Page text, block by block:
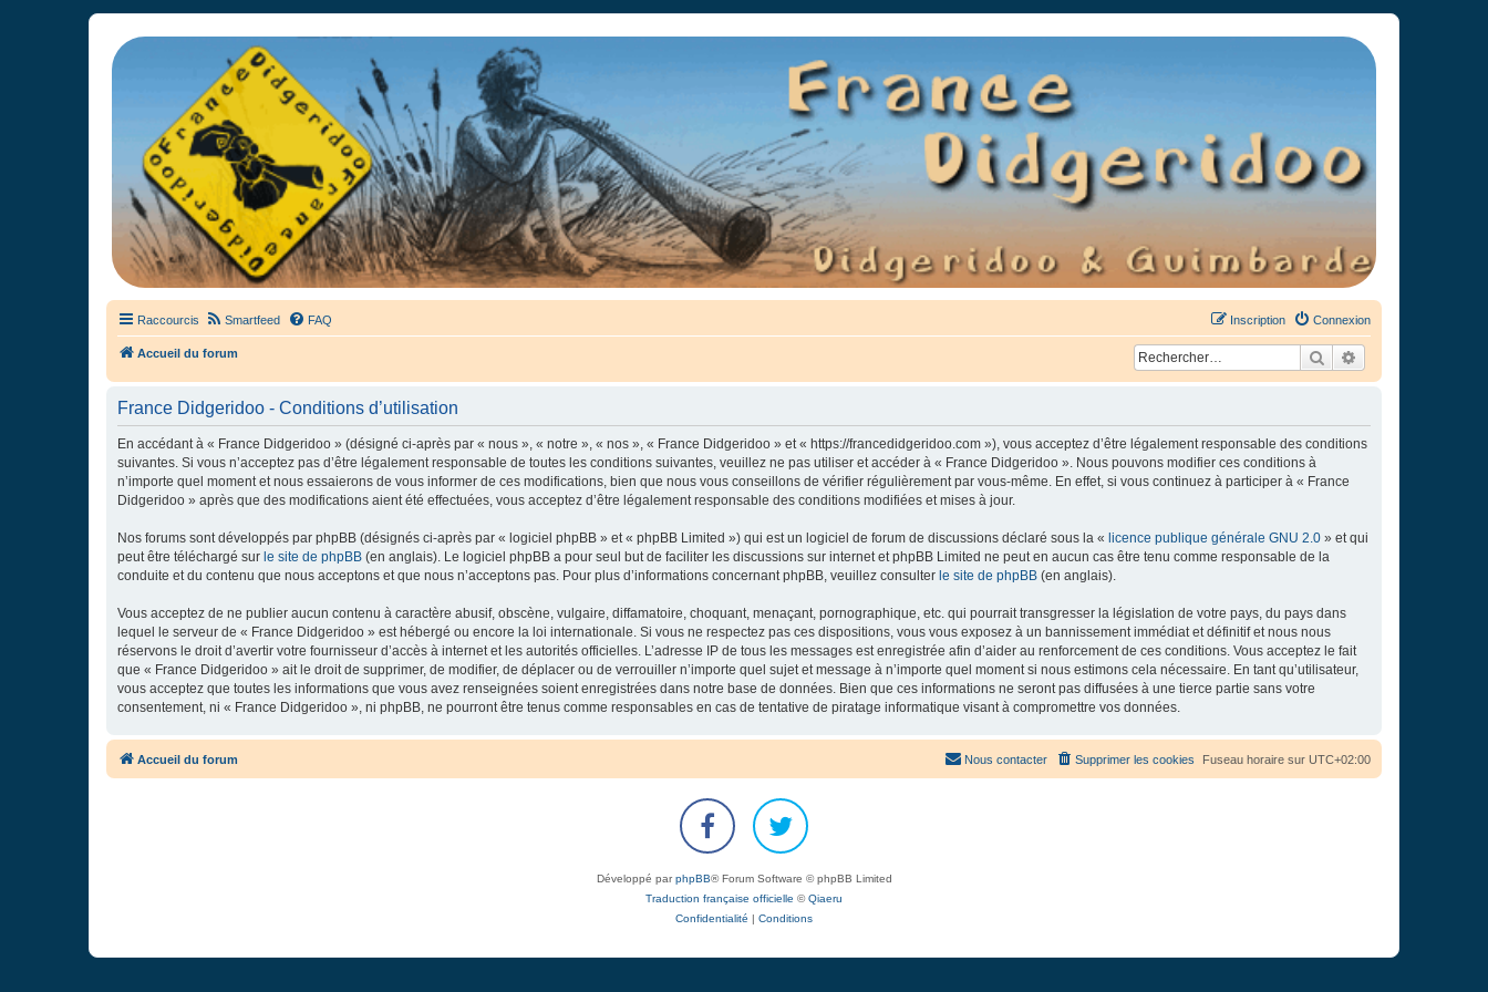
France Didgeridoo
Didgeridoo et Guimbarde sur France Didgeridoo - retrouvez la communauté.
Raccourcis Smartfeed FAQ Connexion
Inscription
Accueil du forum Rechercher
France Didgeridoo - Conditions d’utilisation
En accédant à « France Didgeridoo » (désigné ci-après par « nous », « notre », « nos », « France Didgeridoo » et « https://francedidgeridoo.com »), vous acceptez d’être légalement responsable des conditions
suivantes. Si vous n’acceptez pas d’être légalement responsable de toutes les conditions suivantes, veuillez ne pas utiliser et accéder à « France Didgeridoo ». Nous pouvons modifier ces conditions à
n’importe quel moment et nous essaierons de vous informer de ces modifications, bien que nous vous conseillons de vérifier régulièrement par vous-même. En effet, si vous continuez à participer à « France
Didgeridoo » après que des modifications aient été effectuées, vous acceptez d’être légalement responsable des conditions modifiées et mises à jour.
Nos forums sont développés par phpBB (désignés ci-après par « logiciel phpBB » et « phpBB Limited ») qui est un logiciel de forum de discussions déclaré sous la « licence publique générale GNU 2.0 » et qui
peut être téléchargé sur le site de phpBB (en anglais). Le logiciel phpBB a pour seul but de faciliter les discussions sur internet et phpBB Limited ne peut en aucun cas être tenu comme responsable de la
conduite et du contenu que nous acceptons et que nous n’acceptons pas. Pour plus d’informations concernant phpBB, veuillez consulter le site de phpBB (en anglais).
Vous acceptez de ne publier aucun contenu à caractère abusif, obscène, vulgaire, diffamatoire, choquant, menaçant, pornographique, etc. qui pourrait transgresser la législation de votre pays, du pays dans
lequel le serveur de « France Didgeridoo » est hébergé ou encore la loi internationale. Si vous ne respectez pas ces dispositions, vous vous exposez à un bannissement immédiat et définitif et nous nous
réservons le droit d’avertir votre fournisseur d’accès à internet et les autorités officielles. L’adresse IP de tous les messages est enregistrée afin d’aider au renforcement de ces conditions. Vous acceptez le fait
que « France Didgeridoo » ait le droit de supprimer, de modifier, de déplacer ou de verrouiller n’importe quel sujet et message à n’importe quel moment si nous estimons cela nécessaire. En tant qu’utilisateur,
vous acceptez que toutes les informations que vous avez renseignées soient enregistrées dans notre base de données. Bien que ces informations ne seront pas diffusées à une tierce partie sans votre
consentement, ni « France Didgeridoo », ni phpBB, ne pourront être tenus comme responsables en cas de tentative de piratage informatique visant à compromettre vos données.
Accueil du forum Fuseau horaire sur UTC+02:00
Supprimer les cookies
Nous contacter
Développé parphpBB® Forum Software © phpBB Limited
Traduction française officielle ©Qiaeru
Confidentialité | Conditions